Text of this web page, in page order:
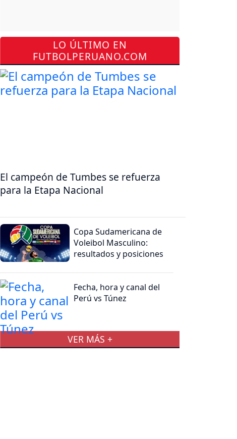
LO ÚLTIMO EN
FUTBOLPERUANO.COM
El campeón de Tumbes se refuerza
para la Etapa Nacional
Copa Sudamericana de
Voleibol Masculino:
resultados y posiciones
Fecha, hora y canal del
Perú vs Túnez
VER MÁS +